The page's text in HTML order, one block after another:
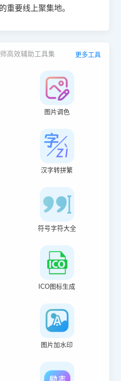
重要线上聚集地。
高效辅助工具集 更多工具
图片调色
汉字转拼繁
符号字符大全
ICO图标生成
图片加水印